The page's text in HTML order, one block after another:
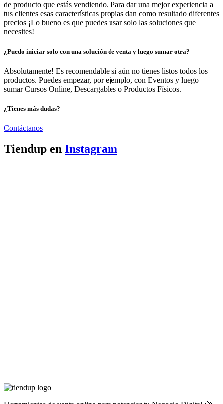
de producto que estás vendiendo. Para dar una mejor experiencia a
tus clientes esas características propias dan como resultado diferentes
precios ¡Lo bueno es que puedes usar solo las soluciones que
necesites!
¿Puedo iniciar solo con una solución de venta y luego sumar otra?
Absolutamente! Es recomendable si aún no tienes listos todos los
productos. Puedes empezar, por ejemplo, con Eventos y luego
sumar Cursos Online, Descargables o Productos Físicos.
¿Tienes más dudas?
Contáctanos
Tiendup en Instagram